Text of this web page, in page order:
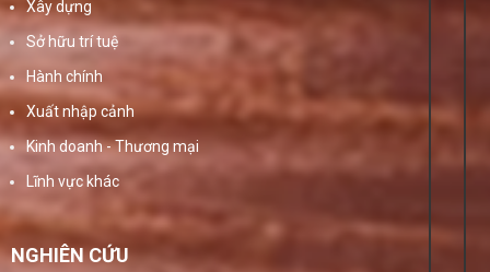
Xây dựng
Sở hữu trí tuệ
Hành chính
Xuất nhập cảnh
Kinh doanh - Thương mại
Lĩnh vực khác
NGHIÊN CỨU